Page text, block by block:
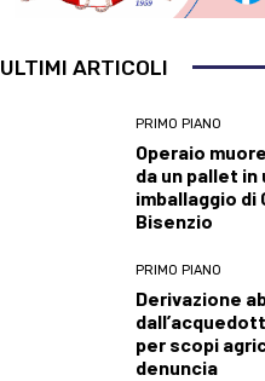
ULTIMI ARTICOLI
PRIMO PIANO
Operaio
da un pallet in
imballaggio di
Bisenzio
PRIMO PIANO
Derivazione
per scopi
denuncia